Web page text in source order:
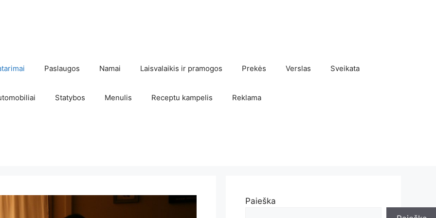
Paslaugos Namai Laisvalaikis ir pramogos Prekės Verslas Sveikata
Statybos Menulis Receptu kampelis Reklama
Paieška